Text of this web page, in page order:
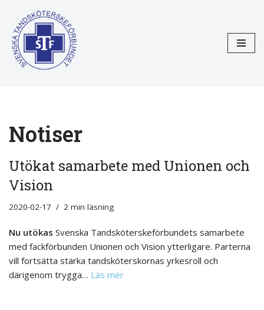
Hoppa
till
innehåll
Notiser
Utökat samarbete med Unionen och
Vision
2020-02-17 2 min läsning
Nu utökas Svenska Tandsköterskeförbundets samarbete
med fackförbunden Unionen och Vision ytterligare. Parterna
vill fortsätta stärka tandsköterskornas yrkesroll och
därigenom trygga… Läs mer